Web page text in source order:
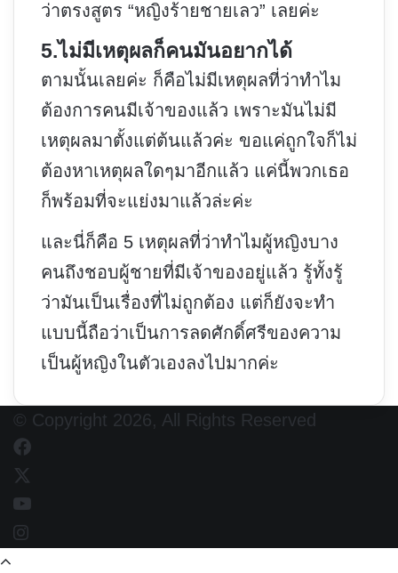
ว่าตรงสูตร “หญิงร้ายชายเลว” เลยค่ะ
5.ไม่มีเหตุผลก็คนมันอยากได้
ตามนั้นเลยค่ะ ก็คือไม่มีเหตุผลที่ว่าทำไม
ต้องการคนมีเจ้าของแล้ว เพราะมันไม่มี
เหตุผลมาตั้งแต่ต้นแล้วค่ะ ขอแค่ถูกใจก็ไม่
ต้องหาเหตุผลใดๆมาอีกแล้ว แค่นี้พวกเธอ
ก็พร้อมที่จะแย่งมาแล้วล่ะค่ะ
และนี่ก็คือ 5 เหตุผลที่ว่าทำไมผู้หญิงบาง
คนถึงชอบผู้ชายที่มีเจ้าของอยู่แล้ว รู้ทั้งรู้
ว่ามันเป็นเรื่องที่ไม่ถูกต้อง แต่ก็ยังจะทำ
แบบนี้ถือว่าเป็นการลดศักดิ์ศรีของความ
เป็นผู้หญิงในตัวเองลงไปมากค่ะ
© Copyright 2026, All Rights Reserved